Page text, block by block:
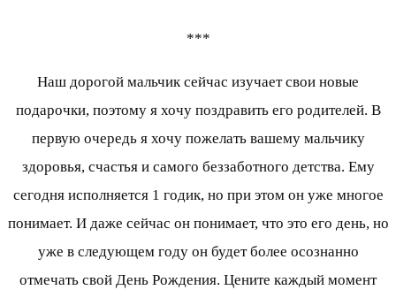
***
Наш дорогой мальчик сейчас изучает свои новые
подарочки, поэтому я хочу поздравить его родителей. В
первую очередь я хочу пожелать вашему мальчику
здоровья, счастья и самого беззаботного детства. Ему
сегодня исполняется 1 годик, но при этом он уже многое
понимает. И даже сейчас он понимает, что это его день, но
уже в следующем году он будет более осознанно
отмечать свой День Рождения. Цените каждый момент